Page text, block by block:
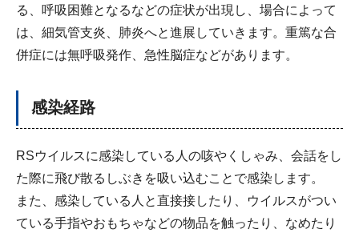
る、呼吸困難となるなどの症状が出現し、場合によって
は、細気管支炎、肺炎へと進展していきます。重篤な合
併症には無呼吸発作、急性脳症などがあります。
感染経路
RSウイルスに感染している人の咳やくしゃみ、会話をし
た際に飛び散るしぶきを吸い込むことで感染します。
また、感染している人と直接接したり、ウイルスがつい
ている手指やおもちゃなどの物品を触ったり、なめたり